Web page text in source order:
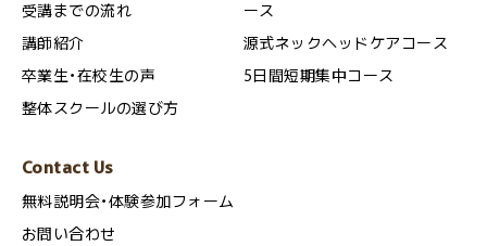
受講までの流れ
講師紹介
卒業生・在校生の声
整体スクールの選び方
ース
源式ネックヘッドケアコース
5日間短期集中コース
Contact Us
無料説明会・体験参加フォーム
お問い合わせ